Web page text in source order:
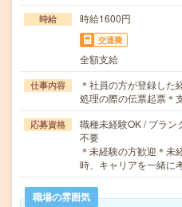
時給 時給1600円
交通費
全額支給
仕事内容
＊社員の方が登録した
処理の際の伝票起票＊
応募資格
職種未経験OK / ブラン
不要
＊未経験の方歓迎＊未
時、キャリアを一緒に
職場の雰囲気